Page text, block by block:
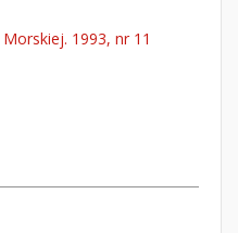
1993, nr 11